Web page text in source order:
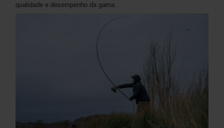
qualidade e desempenho da gama.